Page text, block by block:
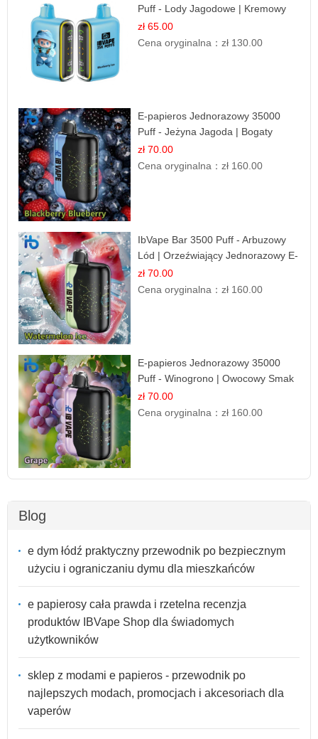
Puff - Lody Jagodowe | Kremowy
Smak
zł 65.00
Cena oryginalna：zł 130.00
E-papieros Jednorazowy 35000
Puff - Jeżyna Jagoda | Bogaty
Smak Leśnych Owoców
zł 70.00
Cena oryginalna：zł 160.00
IbVape Bar 3500 Puff - Arbuzowy
Lód | Orzeźwiający Jednorazowy E-
papieros
zł 70.00
Cena oryginalna：zł 160.00
E-papieros Jednorazowy 35000
Puff - Winogrono | Owocowy Smak
zł 70.00
Cena oryginalna：zł 160.00
Blog
e dym łódź praktyczny przewodnik po bezpiecznym
użyciu i ograniczaniu dymu dla mieszkańców
e papierosy cała prawda i rzetelna recenzja
produktów IBVape Shop dla świadomych
użytkowników
sklep z modami e papieros - przewodnik po
najlepszych modach, promocjach i akcesoriach dla
vaperów